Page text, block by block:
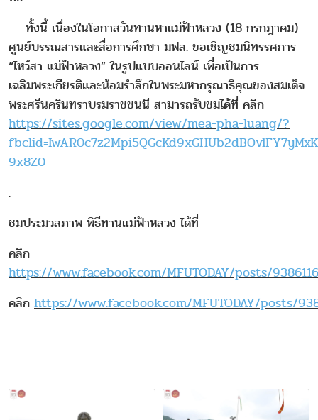
ทั้งนี้ เนื่องในโอกาสวันทานหาแม่ฟ้าหลวง (18 กรกฎาคม)
ศูนย์บรรณสารและสื่อการศึกษา มฟล. ขอเชิญชมนิทรรศการ
“ไหว้สา แม่ฟ้าหลวง” ในรูปแบบออนไลน์ เพื่อเป็นการ
เฉลิมพระเกียรติและน้อมรำลึกในพระมหากรุณาธิคุณของสมเด็จ
พระศรีนครินทราบรมราชชนนี สามารถรับชมได้ที่ คลิก
https://sites.google.com/view/mea-pha-luang/?
9x8Z0
.
ชมประมวลภาพ พิธีทานแม่ฟ้าหลวง ได้ที่
คลิก
https://www.facebook.com/MFUTODAY/posts/
คลิก https://www.facebook.com/MFUTODAY/posts/